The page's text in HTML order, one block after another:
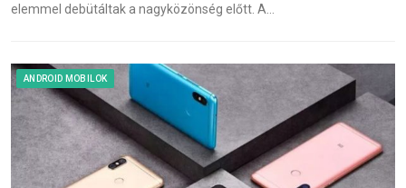
elemmel debütáltak a nagyközönség előtt. A…
ANDROID MOBILOK